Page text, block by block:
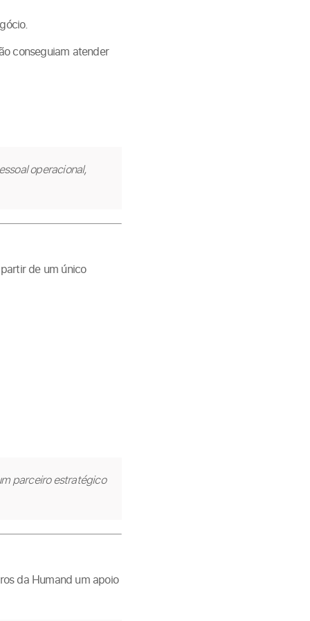
conseguiam atender
operacional,
de um único
parceiro estratégico
da Humand um apoio